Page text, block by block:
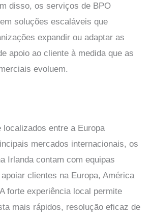
disso, os serviços de BPO
soluções escaláveis que
expandir ou adaptar as
apoio ao cliente à medida que as
evoluem.
localizados entre a Europa
mercados internacionais, os
Irlanda contam com equipas
clientes na Europa, América
forte experiência local permite
mais rápidos, resolução eficaz de